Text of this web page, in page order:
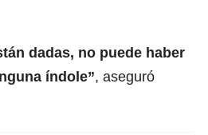
dadas, no puede haber
índole”, aseguró